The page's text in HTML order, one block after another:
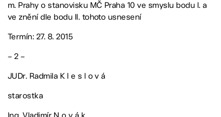
m. Prahy o stanovisku MČ Praha 10 ve smyslu bodu I. a
ve znění dle bodu II. tohoto usnesení
Termín: 27. 8. 2015
– 2 –
JUDr. Radmila K l e s l o v á
starostka